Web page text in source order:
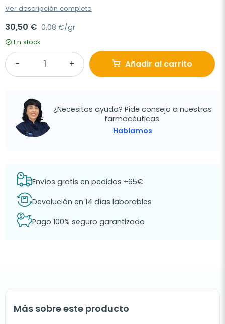
Ver descripción completa
30,50 € 0,08 €/gr
En stock
Añadir al carrito
¿Necesitas ayuda? Pide consejo a nuestras
farmacéuticas.
Hablamos
Envíos gratis en pedidos +65€
Devolución en 14 días laborables
Pago 100% seguro garantizado
Más sobre este producto